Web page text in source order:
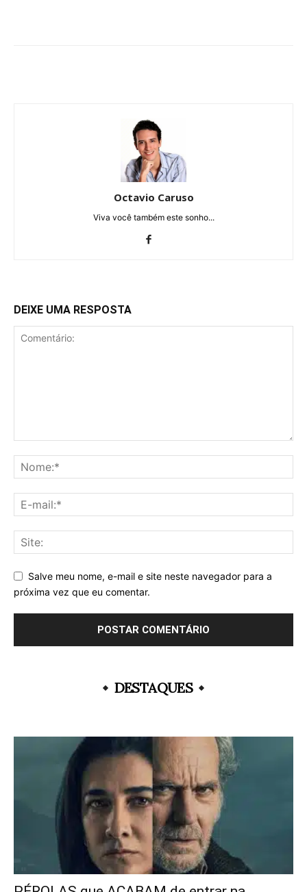
Octavio Caruso
Viva você também este sonho...
DEIXE UMA RESPOSTA
Salve meu nome, e-mail e site neste navegador para a
próxima vez que eu comentar.
DESTAQUES